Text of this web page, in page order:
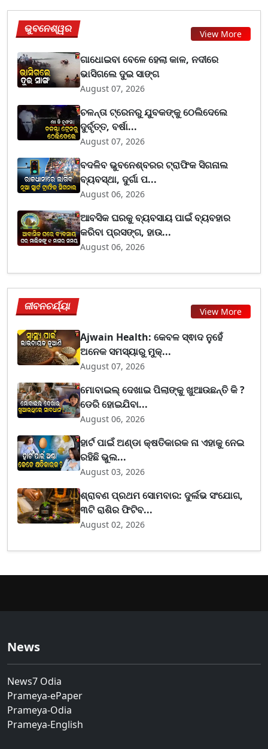
ଭୁବନେଶ୍ୱର View More
ଗାଧୋଇବା ବେଳେ ହେଲା କାଳ, ନଦୀରେ
ଭାସିଗଲେ ଦୁଇ ସାଙ୍ଗ
August 07, 2026
ଚଳନ୍ତା ଟ୍ରେନରୁ ଯୁବକଙ୍କୁ ଠେଲିଦେଲେ
ଦୁର୍ବୃତ୍ତ, ବର୍ଷା...
August 07, 2026
ବଦଳିବ ଭୁବନେଶ୍ବରର ଟ୍ରାଫିକ ସିଗନାଲ
ବ୍ୟବସ୍ଥା, ଦୁର୍ଗା ପ...
August 06, 2026
ଆବସିକ ଘରକୁ ବ୍ୟବସାୟ ପାଇଁ ବ୍ୟବହାର
କରିବା ପ୍ରସଙ୍ଗ, ହାଉ...
August 06, 2026
ଜୀବନଚର୍ଯ୍ୟା View More
Ajwain Health: କେବଳ ସ୍ଵାଦ ନୁହେଁ
ଅନେକ ସମସ୍ୟାରୁ ମୁକ୍...
August 07, 2026
ମୋବାଇଲ୍ ଦେଖାଇ ପିଲାଙ୍କୁ ଖୁଆଉଛନ୍ତି କି ?
ଡେରି ହୋଇଯିବା...
August 06, 2026
ହାର୍ଟ ପାଇଁ ଅଣ୍ଡା କ୍ଷତିକାରକ ନା ଏହାକୁ ନେଇ
ରହିଛି ଭୁଲ...
August 03, 2026
ଶ୍ରାବଣ ପ୍ରଥମ ସୋମବାର: ଦୁର୍ଲଭ ସଂଯୋଗ,
୩ଟି ରାଶିର ଫିଟିବ...
August 02, 2026
News
News7 Odia
Prameya-ePaper
Prameya-Odia
Prameya-English